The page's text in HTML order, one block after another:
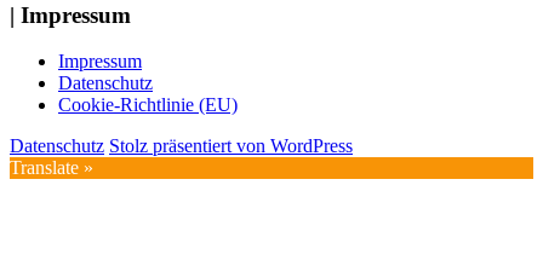
| Impressum
Impressum
Datenschutz
Cookie-Richtlinie (EU)
Datenschutz Stolz präsentiert von WordPress
Translate »